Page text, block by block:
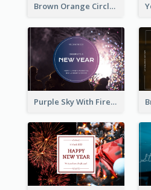
Brown Orange Circles World Cancer Day Postcard
Purple Sky With Fireworks Background New Year Postcard